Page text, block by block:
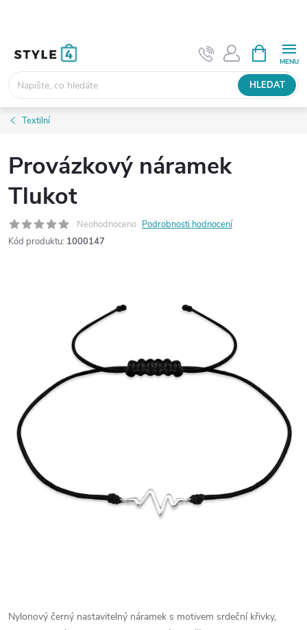
HLEDAT
NÁKUPNÍ
KOŠÍK
Textilní
Provázkový náramek
Tlukot
Neohodnoceno Podrobnosti hodnocení
Kód produktu: 1000147
Nylonový černý nastavitelný náramek s motivem srdeční křivky,